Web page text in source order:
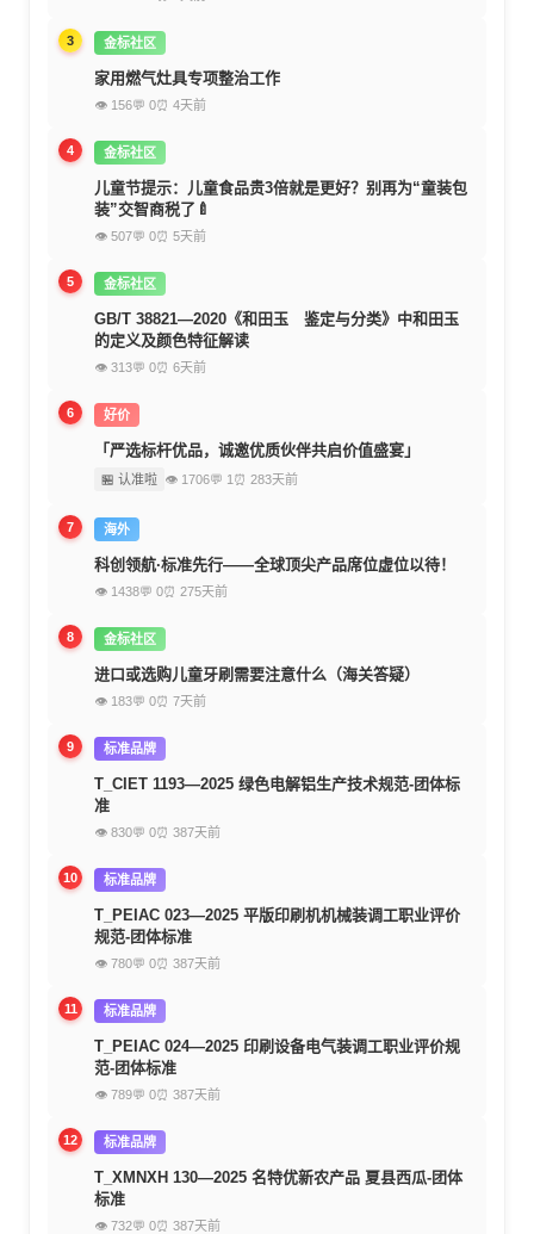
3 金标社区
家用燃气灶具专项整治工作
👁 156💬 0⏰ 4天前
4 金标社区
儿童节提示：儿童食品贵3倍就是更好？别再为“童装包
装”交智商税了🍼
👁 507💬 0⏰ 5天前
5 金标社区
GB/T 38821—2020《和田玉 鉴定与分类》中和田玉
的定义及颜色特征解读
👁 313💬 0⏰ 6天前
6 好价
「严选标杆优品，诚邀优质伙伴共启价值盛宴」
🏪 认准啦 👁 1706💬 1 ⏰ 283天前
7 海外
科创领航·标准先行——全球顶尖产品席位虚位以待！
👁 1438💬 0⏰ 275天前
8 金标社区
进口或选购儿童牙刷需要注意什么（海关答疑）
👁 183💬 0⏰ 7天前
9 标准品牌
T_CIET 1193—2025 绿色电解铝生产技术规范-团体标
准
👁 830💬 0⏰ 387天前
10 标准品牌
T_PEIAC 023—2025 平版印刷机机械装调工职业评价
规范-团体标准
👁 780💬 0⏰ 387天前
11 标准品牌
T_PEIAC 024—2025 印刷设备电气装调工职业评价规
范-团体标准
👁 789💬 0⏰ 387天前
12 标准品牌
T_XMNXH 130—2025 名特优新农产品 夏县西瓜-团体
标准
👁 732💬 0⏰ 387天前